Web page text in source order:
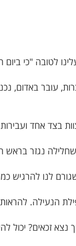
לטובה "כי
עובר באדום,
בצד אחד
נגזר בראש
לנו
הנעילה. להראות
זכאים? יכול